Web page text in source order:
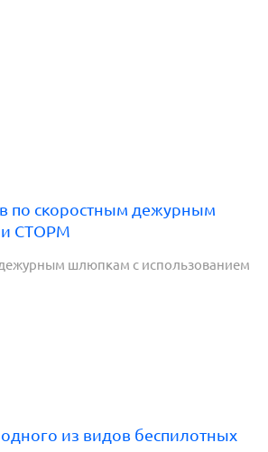
по скоростным дежурным
СТОРМ
дежурным шлюпкам с использованием
из видов беспилотных